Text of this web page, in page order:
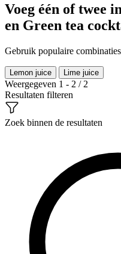
Voeg één of twee
en Green tea
Gebruik populaire
Lemon juice Lime juice
Weergegeven 1 - 2 / 2
Resultaten filteren
Zoek binnen de resultaten